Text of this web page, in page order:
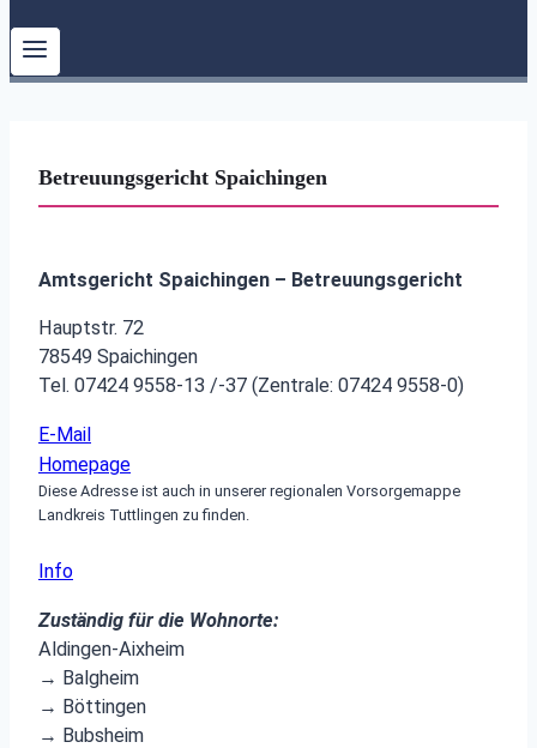
Betreuungsgericht Spaichingen
Amtsgericht Spaichingen – Betreuungsgericht
Hauptstr. 72
78549 Spaichingen
Tel. 07424 9558-13 /-37 (Zentrale: 07424 9558-0)
E-Mail
Homepage
Diese Adresse ist auch in unserer regionalen Vorsorgemappe
Landkreis Tuttlingen zu finden.
Info
Zuständig für die Wohnorte:
Aldingen-Aixheim
→ Balgheim
→ Böttingen
→ Bubsheim